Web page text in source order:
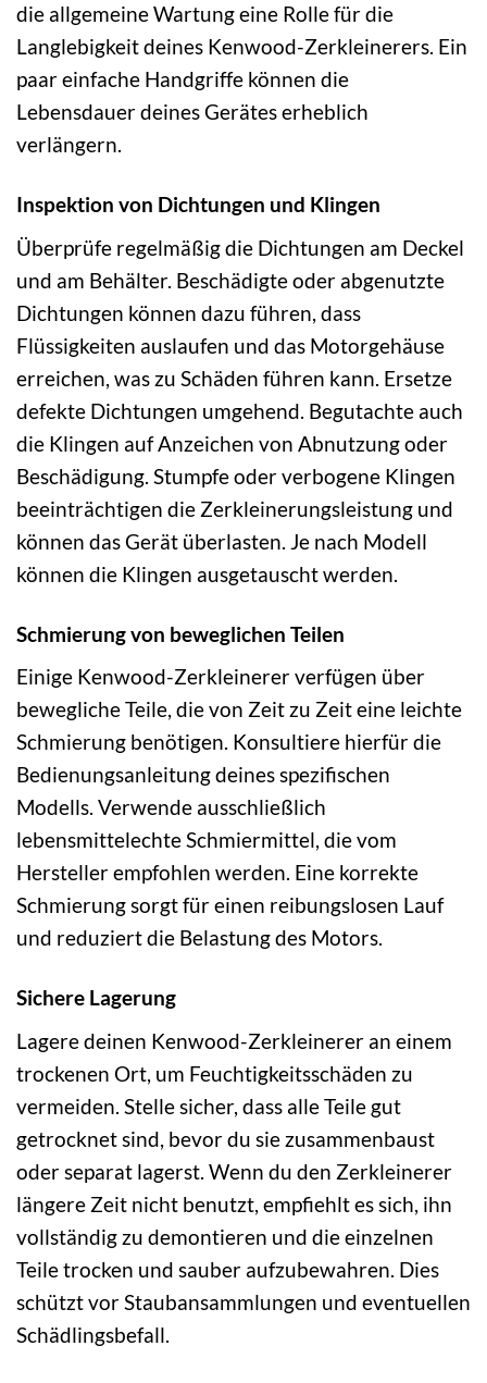
die allgemeine Wartung eine Rolle für die
Langlebigkeit deines Kenwood-Zerkleinerers. Ein
paar einfache Handgriffe können die
Lebensdauer deines Gerätes erheblich
verlängern.
Inspektion von Dichtungen und Klingen
Überprüfe regelmäßig die Dichtungen am Deckel
und am Behälter. Beschädigte oder abgenutzte
Dichtungen können dazu führen, dass
Flüssigkeiten auslaufen und das Motorgehäuse
erreichen, was zu Schäden führen kann. Ersetze
defekte Dichtungen umgehend. Begutachte auch
die Klingen auf Anzeichen von Abnutzung oder
Beschädigung. Stumpfe oder verbogene Klingen
beeinträchtigen die Zerkleinerungsleistung und
können das Gerät überlasten. Je nach Modell
können die Klingen ausgetauscht werden.
Schmierung von beweglichen Teilen
Einige Kenwood-Zerkleinerer verfügen über
bewegliche Teile, die von Zeit zu Zeit eine leichte
Schmierung benötigen. Konsultiere hierfür die
Bedienungsanleitung deines spezifischen
Modells. Verwende ausschließlich
lebensmittelechte Schmiermittel, die vom
Hersteller empfohlen werden. Eine korrekte
Schmierung sorgt für einen reibungslosen Lauf
und reduziert die Belastung des Motors.
Sichere Lagerung
Lagere deinen Kenwood-Zerkleinerer an einem
trockenen Ort, um Feuchtigkeitsschäden zu
vermeiden. Stelle sicher, dass alle Teile gut
getrocknet sind, bevor du sie zusammenbaust
oder separat lagerst. Wenn du den Zerkleinerer
längere Zeit nicht benutzt, empfiehlt es sich, ihn
vollständig zu demontieren und die einzelnen
Teile trocken und sauber aufzubewahren. Dies
schützt vor Staubansammlungen und eventuellen
Schädlingsbefall.